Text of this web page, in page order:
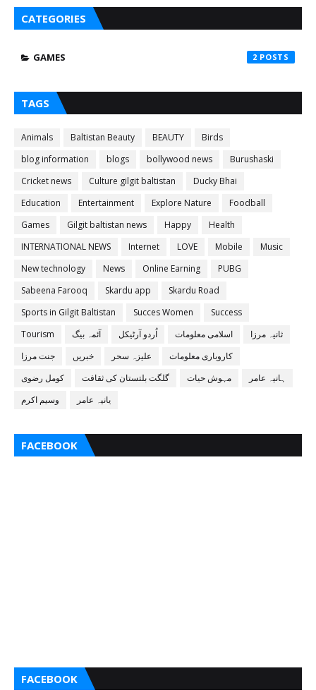
CATEGORIES
GAMES 2
TAGS
Animals Baltistan Beauty BEAUTY
Birds
blog information
blogs bollywood news
Burushaski
Cricket news
Culture gilgit baltistan
Ducky Bhai
Education
Entertainment Explore Nature
Foodball
Games
Gilgit baltistan news Happy
Health
INTERNATIONAL NEWS
Internet LOVE Mobile
Music
New technology
News Online Earning
PUBG
Sabeena Farooq
Skardu app
Skardu Road
Sports in Gilgit Baltistan
Succes Women
Success
Tourism
آئمہ بیگ اُردو آرٹیکل اسلامی معلومات
ثانیہ مرزا
جنت مرزا
خبریں علیزہ سحر
کاروباری معلومات
کومل رضوی
گلگت بلتستان کی ثقافت مہوش حیات
ہانیہ عامر
وسیم اکرم
یانیہ عامر
FACEBOOK
FACEBOOK